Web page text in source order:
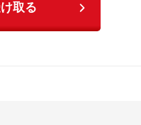
取る